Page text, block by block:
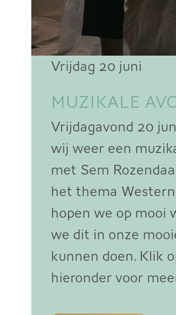
Vrijdag 20 juni
MUZIKALE
Vrijdagavond 20
wij weer een
met Sem
het thema
hopen we op mooi
we dit in onze
kunnen doen. Klik
hieronder voor